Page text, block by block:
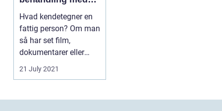
det samme ved
den mindste
mistanke!
Hvad kendetegner en
fattig person? Om man
så har set film,
dokumentarer eller
noget i midten ...
21 July 2021